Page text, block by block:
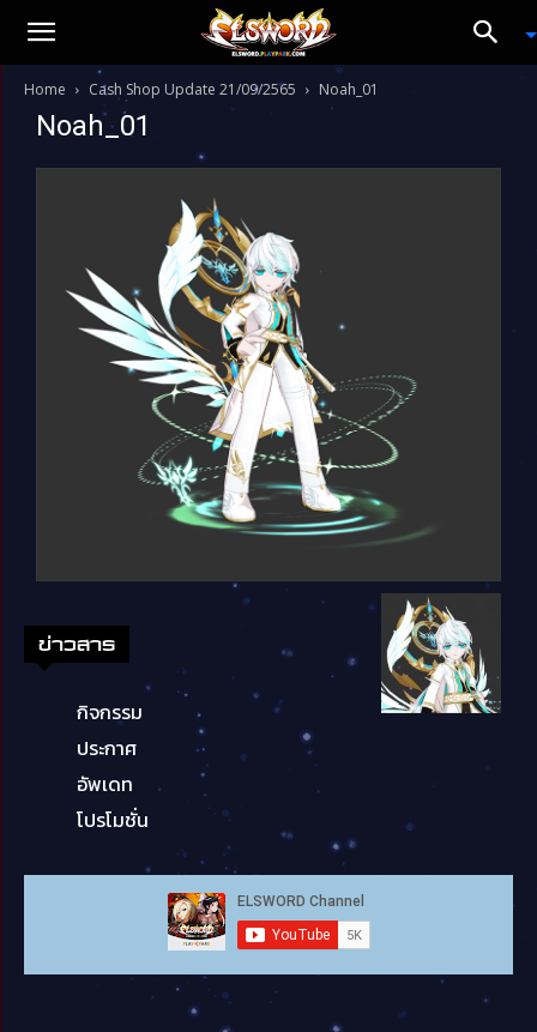
Home Cash Shop Update 21/09/2565 Noah_01
Noah_01
ข่าวสาร
กิจกรรม
ประกาศ
อัพเดท
โปรโมชั่น